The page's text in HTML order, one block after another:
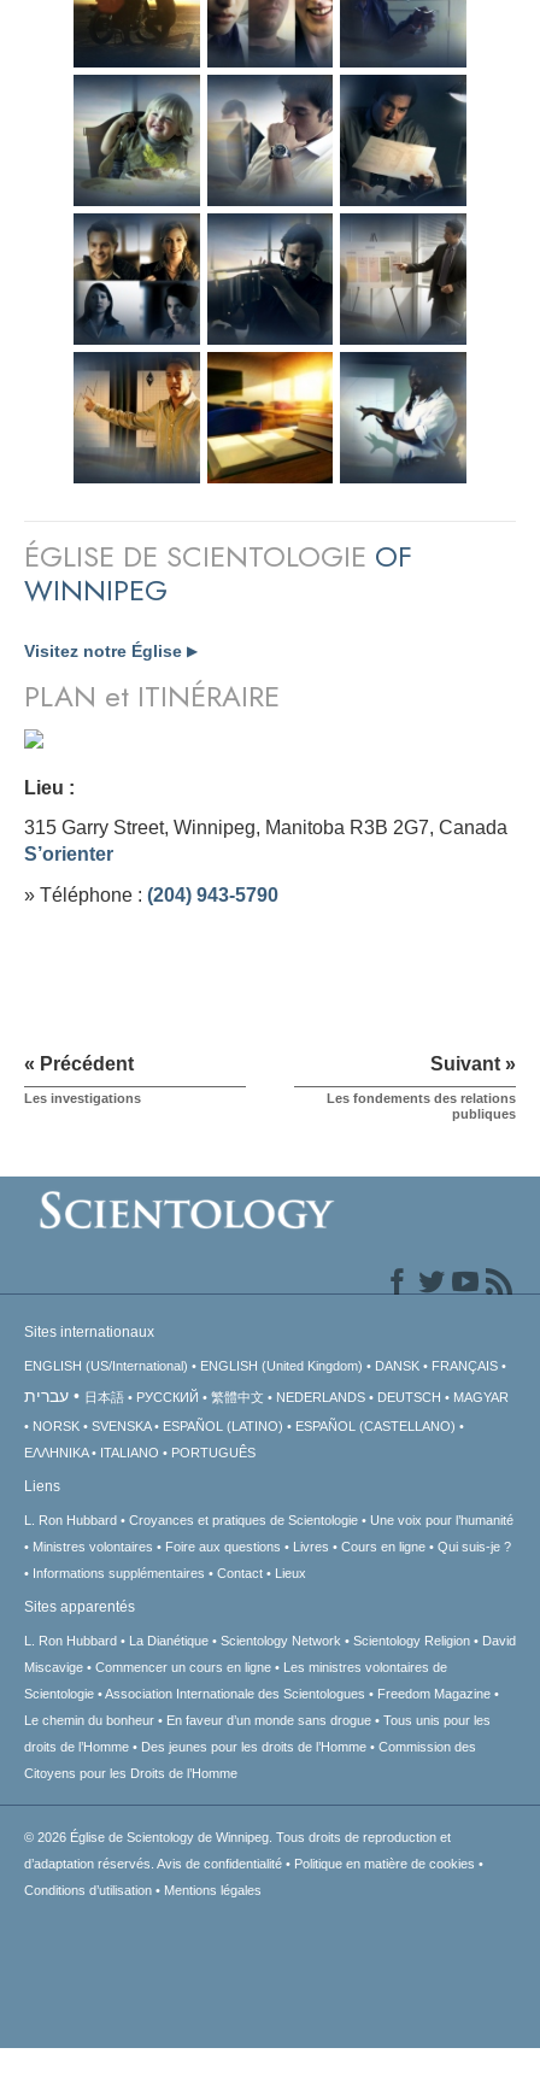
ÉGLISE DE SCIENTOLOGIE OF
WINNIPEG
Visitez notre Église ▶
PLAN et ITINÉRAIRE
Lieu :
315 Garry Street, Winnipeg, Manitoba R3B 2G7, Canada
S’orienter
» Téléphone : (204) 943-5790
« Précédent
Les investigations
Suivant »
Les fondements des relations
publiques
Sites internationaux
ENGLISH (US/International) ENGLISH (United Kingdom) DANSK FRANÇAIS
עברית 日本語 РУССКИЙ 繁體中文 NEDERLANDS DEUTSCH
MAGYAR
NORSK
SVENSKA ESPAÑOL (LATINO)
ESPAÑOL (CASTELLANO)
ΕΛΛΗΝΙΚA
ITALIANO PORTUGUÊS
Liens
L. Ron Hubbard Croyances et pratiques de Scientologie
Une voix pour l’humanité
Ministres volontaires
Foire aux questions Livres Cours en ligne
Qui suis-je ?
Informations supplémentaires
Contact Lieux
Sites apparentés
L. Ron Hubbard La Dianétique Scientology Network Scientology Religion
David
Miscavige
Commencer un cours en ligne
Les ministres volontaires de
Scientologie
Association Internationale des Scientologues
Freedom Magazine
Le chemin du bonheur
En faveur d’un monde sans drogue
Tous unis pour les
droits de l’Homme
Des jeunes pour les droits de l’Homme
Commission des
Citoyens pour les Droits de l’Homme
© 2026 Église de Scientology de Winnipeg. Tous droits de reproduction et
d’adaptation réservés. Avis de confidentialité • Politique en matière de cookies •
Conditions d’utilisation • Mentions légales